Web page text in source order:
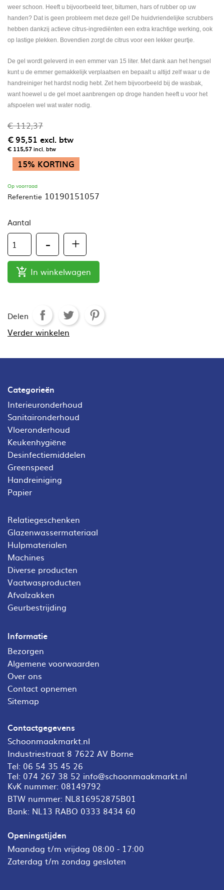
weer schoon. Heeft u bijvoorbeeld teer, bitumen, hars of rubber op uw
handen? Dat is geen probleem met deze gel! De huidvriendelijke scrubbers
hebben dankzij actieve citrus-ingrediënten een extra krachtige werking, ook
op lastige plekken. Bovendien zorgt de citrus voor een lekker geurtje.
De gel wordt geleverd in een emmer van 15 liter. Met dank aan het hengsel
kunt u de emmer gemakkelijk verplaatsen en bepaalt u altijd zelf waar u de
handreiniger het hardst nodig hebt. Zet hem bijvoorbeeld bij de wasbak,
want hoewel u de gel moet aanbrengen op droge handen heeft u voor het
afspoelen wel wat water nodig.
€ 112,37
€ 95,51 excl. btw
€ 115,57incl. btw
15% KORTING
Op voorraad
Referentie 10190151057
Aantal
 In winkelwagen
Delen
Verder winkelen
Categorieën
Interieuronderhoud
Sanitaironderhoud
Vloeronderhoud
Keukenhygiëne
Desinfectiemiddelen
Greenspeed
Handreiniging
Papier
Relatiegeschenken
Glazenwassermateriaal
Hulpmaterialen
Machines
Diverse producten
Vaatwasproducten
Afvalzakken
Geurbestrijding
Informatie
Bezorgen
Algemene voorwaarden
Over ons
Contact opnemen
Sitemap
Contactgegevens
Schoonmaakmarkt.nl
Industriestraat 8 7622 AV Borne
Tel: 06 54 35 45 26
Tel: 074 267 38 52 info@schoonmaakmarkt.nl
KvK nummer: 08149792
BTW nummer: NL816952875B01
Bank: NL13 RABO 0333 8434 60
Openingstijden
Maandag t/m vrijdag 08:00 - 17:00
Zaterdag t/m zondag gesloten